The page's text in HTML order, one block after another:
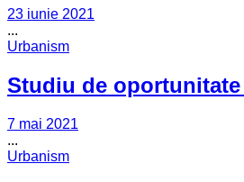
23 iunie 2021
...
Urbanism
Studiu de oportunitate
7 mai 2021
...
Urbanism